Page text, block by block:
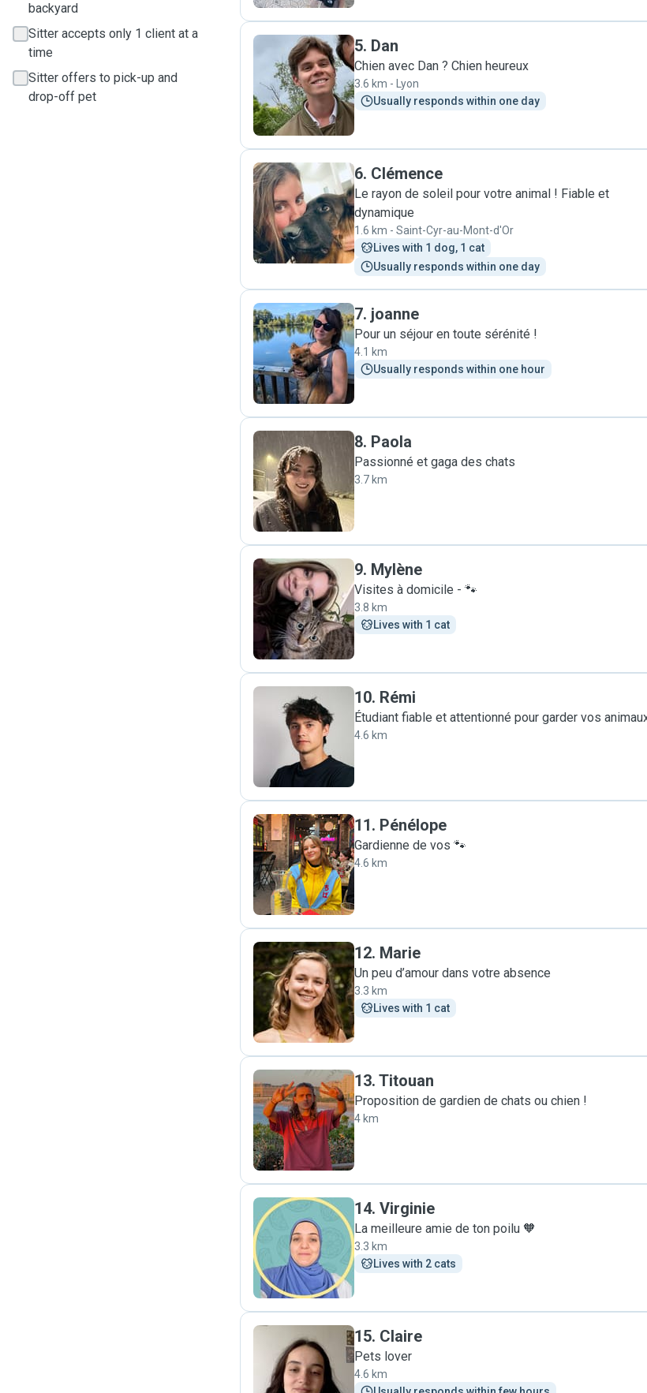
backyard
Sitter accepts only 1 client at a
time
Sitter offers to pick-up and
drop-off pet
D
5. Dan
Chien avec Dan ? Chien heureux
3.6 km - Lyon
Usually responds within one day
C
6. Clémence
Le rayon de soleil pour votre animal ! Fiable et
dynamique
1.6 km - Saint-Cyr-au-Mont-d'Or
Lives with 1 dog, 1 cat
Usually responds within one day
J
7. joanne
Pour un séjour en toute sérénité !
4.1 km
Usually responds within one hour
P
8. Paola
Passionné et gaga des chats
3.7 km
M
9. Mylène
Visites à domicile - 🐾
3.8 km
Lives with 1 cat
R
10. Rémi
Étudiant fiable et attentionné pour garder vos
4.6 km
P
11. Pénélope
Gardienne de vos 🐾
4.6 km
M
12. Marie
Un peu d’amour dans votre absence
3.3 km
Lives with 1 cat
T
13. Titouan
Proposition de gardien de chats ou chien !
4 km
V
14. Virginie
La meilleure amie de ton poilu 🧡
3.3 km
Lives with 2 cats
C
15. Claire
Pets lover
4.6 km